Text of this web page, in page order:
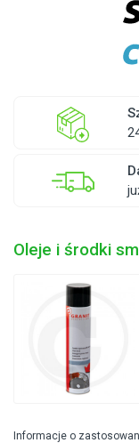
Oleje i środki
Informacje o